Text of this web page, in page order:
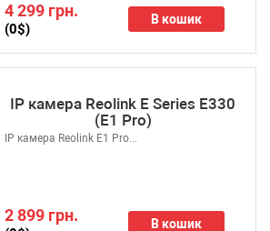
4 299 грн.
(0$)
В кошик
IP камера Reolink E Series E330
(E1 Pro)
2 899 грн. В кошик
IP камера Reolink E1 Pro...